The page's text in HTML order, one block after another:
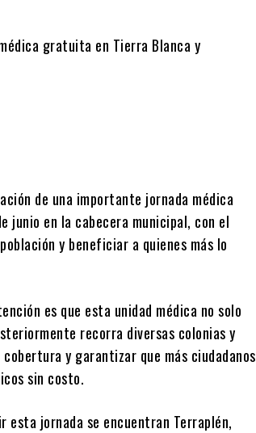
gratuita en Tierra Blanca y
de una importante jornada médica
junio en la cabecera municipal, con el
y beneficiar a quienes más lo
es que esta unidad médica no solo
recorra diversas colonias y
y garantizar que más ciudadanos
sin costo.
esta jornada se encuentran Terraplén,